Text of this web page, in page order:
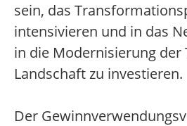
sein, das
intensivieren und in das
in die Modernisierung der
Landschaft zu investieren.
Der